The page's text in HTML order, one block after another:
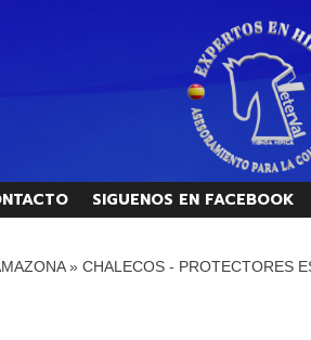
SIGUENOS EN FACEBOOK
» CHALECOS - PROTECTORES